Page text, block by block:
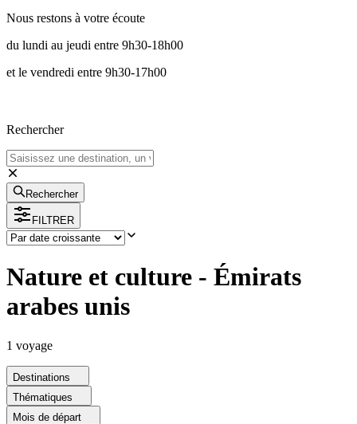
Nous restons à votre écoute
du lundi au jeudi entre 9h30-18h00
et le vendredi entre 9h30-17h00
Rechercher
Rechercher
FILTRER
Nature et culture - Émirats
arabes unis
1 voyage
Destinations
Thématiques
Mois de départ